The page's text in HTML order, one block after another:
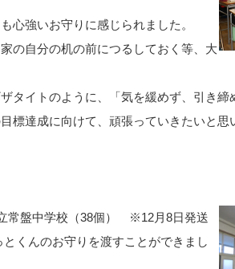
心強いお守りに感じられました。
の自分の机の前につるしておく等、大
タイトのように、「気を緩めず、引き締
標達成に向けて、頑張っていきたいと思
常盤中学校（38個） ※12月8日発送
くんのお守りを渡すことができまし